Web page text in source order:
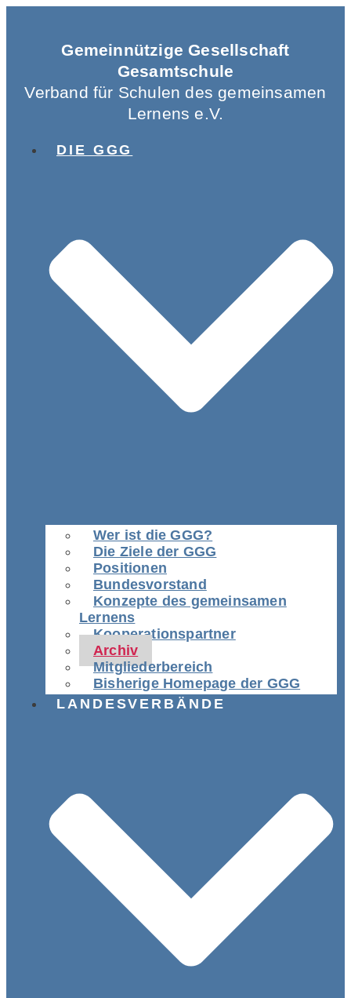
Gemeinnützige Gesellschaft
Gesamtschule
Verband für Schulen des gemeinsamen
Lernens e.V.
DIE GGG
Wer ist die GGG?
Die Ziele der GGG
Positionen
Bundesvorstand
Konzepte des gemeinsamen
Lernens
Kooperationspartner
Archiv
Mitgliederbereich
Bisherige Homepage der GGG
LANDESVERBÄNDE